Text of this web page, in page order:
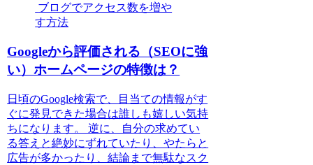
ブログでアクセス数を増や
す方法
Googleから評価される（SEOに強
い）ホームページの特徴は？
日頃のGoogle検索で、目当ての情報がす
ぐに発見できた場合は誰しも嬉しい気持
ちになります。 逆に、自分の求めてい
る答えと絶妙にずれていたり、やたらと
広告が多かったり、結論まで無駄なスク